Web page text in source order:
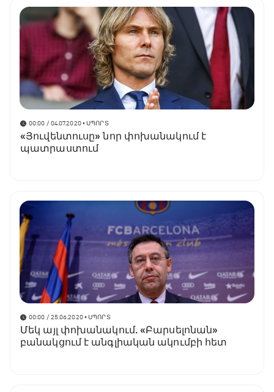
00:00 / 04.07.2020• ՍՊՈՐՏ
«Յուվենտուսը» նոր փոխանակում է
պատրաստում
00:00 / 25.06.2020• ՍՊՈՐՏ
Մեկ այլ փոխանակում. «Բարսելոնան»
բանակցում է անգլիական ակումբի հետ